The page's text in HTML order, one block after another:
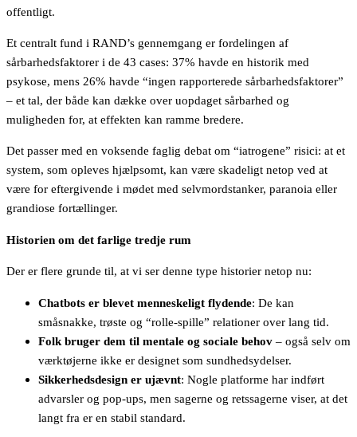
offentligt.
Et centralt fund i RAND’s gennemgang er fordelingen af
sårbarhedsfaktorer i de 43 cases: 37% havde en historik med
psykose, mens 26% havde “ingen rapporterede sårbarhedsfaktorer”
– et tal, der både kan dække over uopdaget sårbarhed og
muligheden for, at effekten kan ramme bredere.
Det passer med en voksende faglig debat om “iatrogene” risici: at et
system, som opleves hjælpsomt, kan være skadeligt netop ved at
være for eftergivende i mødet med selvmordstanker, paranoia eller
grandiose fortællinger.
Historien om det farlige tredje rum
Der er flere grunde til, at vi ser denne type historier netop nu:
Chatbots er blevet menneskeligt flydende: De kan
småsnakke, trøste og “rolle-spille” relationer over lang tid.
Folk bruger dem til mentale og sociale behov – også selv om
værktøjerne ikke er designet som sundhedsydelser.
Sikkerhedsdesign er ujævnt: Nogle platforme har indført
advarsler og pop-ups, men sagerne og retssagerne viser, at det
langt fra er en stabil standard.